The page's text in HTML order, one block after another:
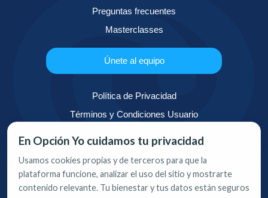
En Opción Yo cuidamos tu privacidad
Usamos cookies propias y de terceros para que la
plataforma funcione, analizar el uso del sitio y mostrarte
contenido relevante. Tu bienestar y tus datos están seguros
Preguntas frecuentes
Masterclasses
Únete al equipo
Política de Privacidad
Términos y Condiciones Usuario
+1 (305) 504-1242
1.000 Brickell Avenue, Suite 715,